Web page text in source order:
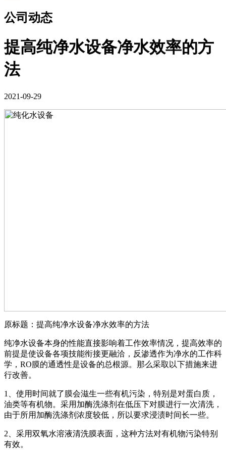
公司动态
提高纯净水设备净水效率的方
法
2021-09-29
原标题：提高纯净水设备净水效率的方法
纯净水设备本身的性能直接影响着工作效率情况，提高效率的
前提是使设备各项技能衔接更融洽，反渗透作为净水的工作科
学，RO膜的通透性是设备的总根源。那么采取以下措施来进
行改善。
1、使用时间就了膜会滋生一些有机污染，特别是对蛋白质，
油类等有机物。采用加酶洗涤剂在低压下对膜进行一次清洗，
由于所用加酶洗涤剂浓度较低，所以要求浸渍时间长一些。
2、采用双氧水溶液清洗膜表面，这种方法对有机物污染特别
有效。